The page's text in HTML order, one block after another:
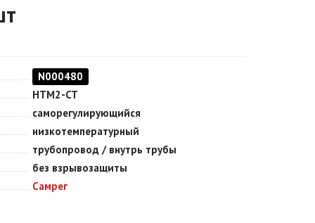
N000480
HTM2-CT
саморегулирующийся
низкотемпературный
трубопровод / внутрь трубы
без взрывозащиты
Самрег